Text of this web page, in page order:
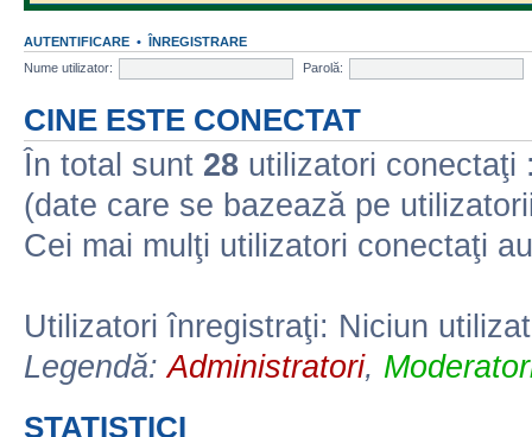
AUTENTIFICARE • ÎNREGISTRARE
Nume utilizator:
Parolă:
CINE ESTE CONECTAT
În total sunt 28 utilizatori conectaţi
(date care se bazează pe
Cei mai mulţi utilizatori conectaţi
Utilizatori înregistraţi: Niciun
Legendă:Administratori,
STATISTICI